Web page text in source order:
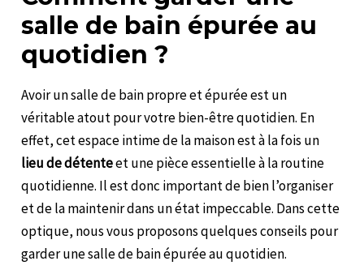
salle de bain épurée au
quotidien ?
Avoir un salle de bain propre et épurée est un
véritable atout pour votre bien-être quotidien. En
effet, cet espace intime de la maison est à la fois un
lieu de détenteet une pièce essentielle à la routine
quotidienne. Il est donc important de bien l’organiser
et de la maintenir dans un état impeccable. Dans cette
optique, nous vous proposons quelques conseils pour
garder une salle de bain épurée au quotidien.